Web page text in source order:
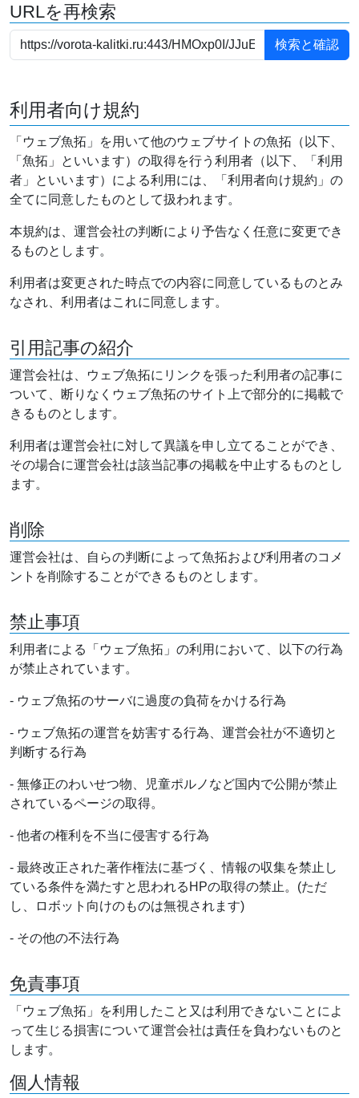
URLを再検索
利用者向け規約
「ウェブ魚拓」を用いて他のウェブサイトの魚拓（以下、
「魚拓」といいます）の取得を行う利用者（以下、「利用
者」といいます）による利用には、「利用者向け規約」の
全てに同意したものとして扱われます。
本規約は、運営会社の判断により予告なく任意に変更でき
るものとします。
利用者は変更された時点での内容に同意しているものとみ
なされ、利用者はこれに同意します。
引用記事の紹介
運営会社は、ウェブ魚拓にリンクを張った利用者の記事に
ついて、断りなくウェブ魚拓のサイト上で部分的に掲載で
きるものとします。
利用者は運営会社に対して異議を申し立てることができ、
その場合に運営会社は該当記事の掲載を中止するものとし
ます。
削除
運営会社は、自らの判断によって魚拓および利用者のコメ
ントを削除することができるものとします。
禁止事項
利用者による「ウェブ魚拓」の利用において、以下の行為
が禁止されています。
- ウェブ魚拓のサーバに過度の負荷をかける行為
- ウェブ魚拓の運営を妨害する行為、運営会社が不適切と
判断する行為
- 無修正のわいせつ物、児童ポルノなど国内で公開が禁止
されているページの取得。
- 他者の権利を不当に侵害する行為
- 最終改正された著作権法に基づく、情報の収集を禁止し
ている条件を満たすと思われるHPの取得の禁止。(ただ
し、ロボット向けのものは無視されます)
- その他の不法行為
免責事項
「ウェブ魚拓」を利用したこと又は利用できないことによ
って生じる損害について運営会社は責任を負わないものと
します。
個人情報